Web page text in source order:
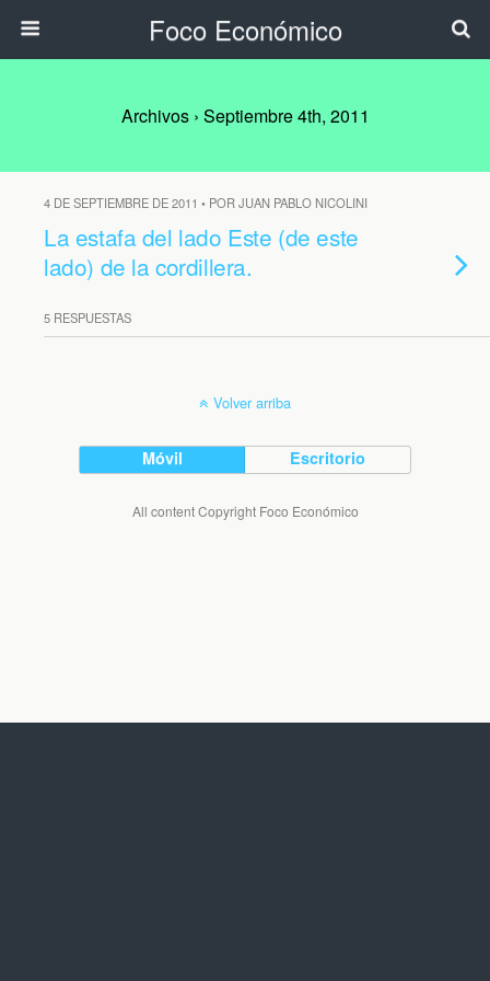
Foco Económico
Archivos › Septiembre 4th, 2011
4 DE SEPTIEMBRE DE 2011 • POR JUAN PABLO NICOLINI
La estafa del lado Este (de este
lado) de la cordillera.
5 RESPUESTAS
Volver arriba
Móvil Escritorio
All content Copyright Foco Económico